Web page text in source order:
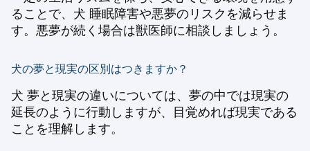
ることで、犬 睡眠障害や悪夢のリスクを減らせま
す。悪夢が続く場合は獣医師に相談しましょう。
犬の夢と現実の区別はつきますか？
犬 夢と現実の違いについては、夢の中では現実の
延長のように行動しますが、目覚めれば現実である
ことを理解します。